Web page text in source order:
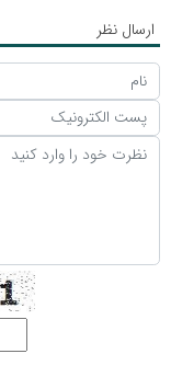
ارسال نظر